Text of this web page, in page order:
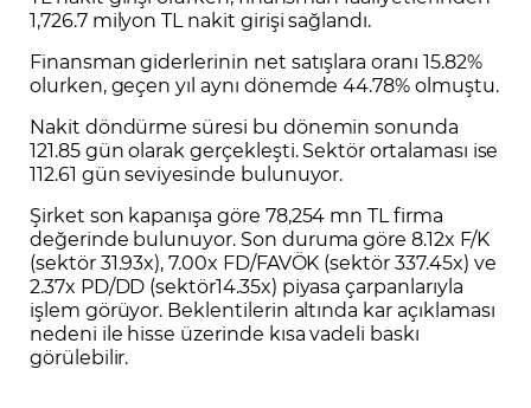
1,726.7 milyon TL nakit girişi sağlandı.
Finansman giderlerinin net satışlara oranı 15.82%
olurken, geçen yıl aynı dönemde 44.78% olmuştu.
Nakit döndürme süresi bu dönemin sonunda
121.85 gün olarak gerçekleşti. Sektör ortalaması ise
112.61 gün seviyesinde bulunuyor.
Şirket son kapanışa göre 78,254 mn TL firma
değerinde bulunuyor. Son duruma göre 8.12x F/K
(sektör 31.93x), 7.00x FD/FAVÖK (sektör 337.45x) ve
2.37x PD/DD (sektör14.35x) piyasa çarpanlarıyla
işlem görüyor. Beklentilerin altında kar açıklaması
nedeni ile hisse üzerinde kısa vadeli baskı
görülebilir.